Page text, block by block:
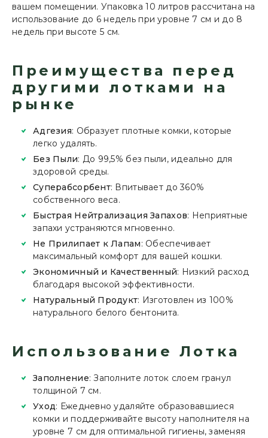
вашем помещении. Упаковка 10 литров рассчитана на
использование до 6 недель при уровне 7 см и до 8
недель при высоте 5 см.
Преимущества перед
другими лотками на
рынке
Адгезия: Образует плотные комки, которые
легко удалять.
Без Пыли: До 99,5% без пыли, идеально для
здоровой среды.
Суперабсорбент: Впитывает до 360%
собственного веса.
Быстрая Нейтрализация Запахов: Неприятные
запахи устраняются мгновенно.
Не Прилипает к Лапам: Обеспечивает
максимальный комфорт для вашей кошки.
Экономичный и Качественный: Низкий расход
благодаря высокой эффективности.
Натуральный Продукт: Изготовлен из 100%
натурального белого бентонита.
Использование Лотка
Заполнение: Заполните лоток слоем гранул
толщиной 7 см.
Уход: Ежедневно удаляйте образовавшиеся
комки и поддерживайте высоту наполнителя на
уровне 7 см для оптимальной гигиены, заменяя